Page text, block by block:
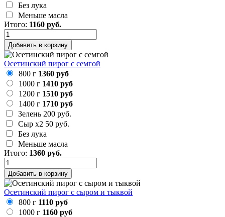
Без лука
Меньше масла
Итого: 1160 руб.
Добавить в корзину
Осетинский пирог с семгой
800 г 1360 руб
1000 г 1410 руб
1200 г 1510 руб
1400 г 1710 руб
Зелень 200 руб.
Сыр х2 50 руб.
Без лука
Меньше масла
Итого: 1360 руб.
Добавить в корзину
Осетинский пирог с сыром и тыквой
800 г 1110 руб
1000 г 1160 руб